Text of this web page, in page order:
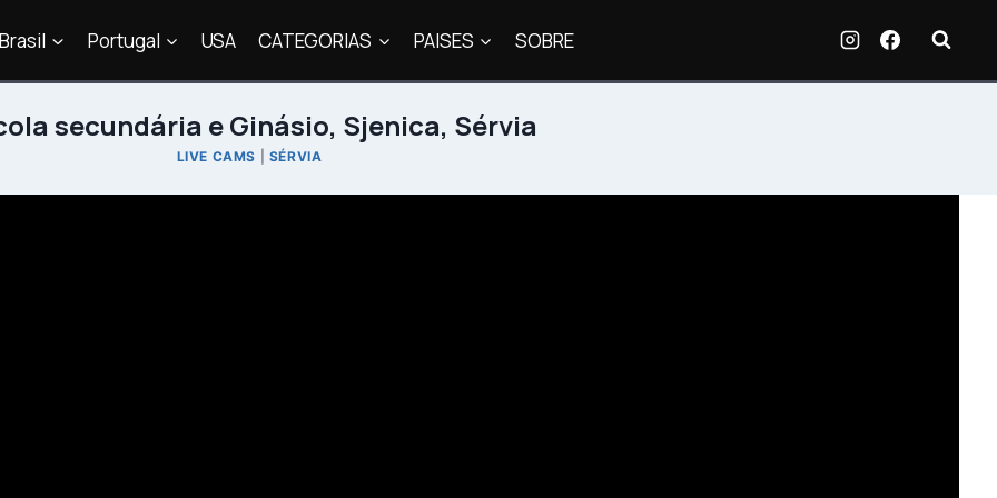
Brasil Portugal USA CATEGORIAS PAISES SOBRE
secundária e Ginásio, Sjenica, Sérvia
LIVE CAMS SÉRVIA